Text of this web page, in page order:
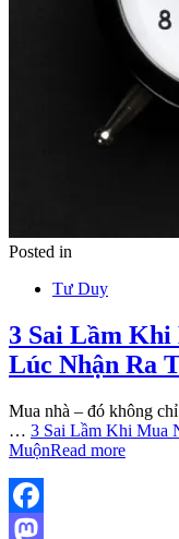
Posted in
Tư Duy
3 Sai Lầm
Lúc Nhận Ra
Mua nhà – đó không
… 3 Sai Lầm Khi Mua
MuộnRead more
Facebook